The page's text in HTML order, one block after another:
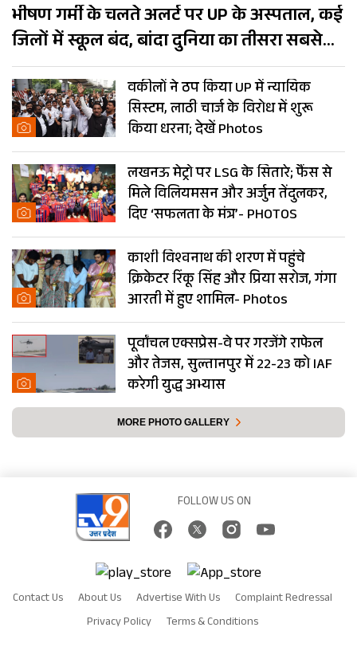
भीषण गर्मी के चलते अलर्ट पर UP के अस्पताल, कई
जिलों में स्कूल बंद, बांदा दुनिया का तीसरा सबसे
गर्म शहर
वकीलों ने ठप किया UP में न्यायिक
सिस्टम, लाठी चार्ज के विरोध में शुरू
किया धरना; देखें Photos
लखनऊ मेट्रो पर LSG के सितारे; फैंस से
मिले विलियमसन और अर्जुन तेंदुलकर,
दिए ‘सफलता के मंत्र’- PHOTOS
काशी विश्वनाथ की शरण में पहुंचे
क्रिकेटर रिंकू सिंह और प्रिया सरोज, गंगा
आरती में हुए शामिल- Photos
पूर्वांचल एक्सप्रेस-वे पर गरजेंगे राफेल
और तेजस, सुल्तानपुर में 22-23 को IAF
करेगी युद्ध अभ्यास
MORE PHOTO GALLERY
FOLLOW US ON
Contact Us About Us Advertise With Us
Complaint Redressal
Privacy Policy
Terms & Conditions